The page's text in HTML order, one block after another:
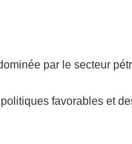
par le secteur
favorables et